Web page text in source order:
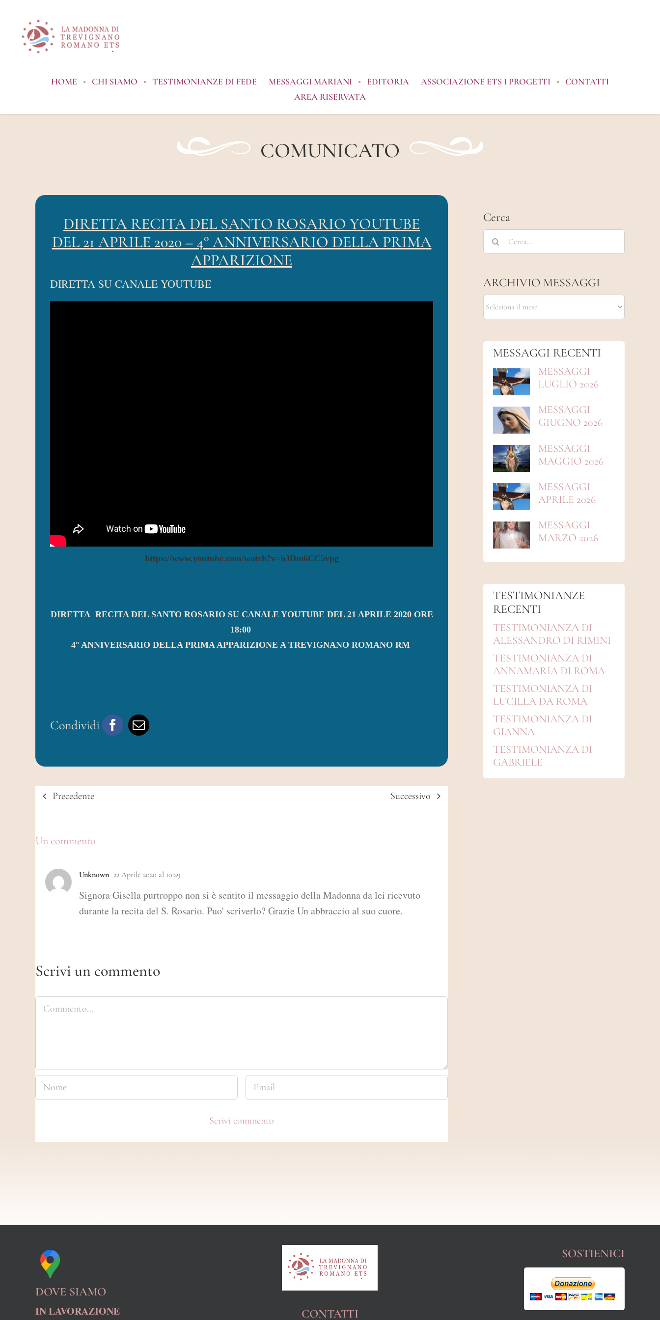
contenuto
HOME CHI SIAMO TESTIMONIANZE DI FEDE MESSAGGI MARIANI EDITORIA ASSOCIAZIONE ETS I PROGETTI
CONTATTI
AREA RISERVATA
COMUNICATO
DIRETTA RECITA DEL SANTO ROSARIO YOUTUBE
DEL 21 APRILE 2020 – 4° ANNIVERSARIO DELLA PRIMA
APPARIZIONE
DIRETTA SU CANALE YOUTUBE
https://www.youtube.com/watch?v=h3Dm6CC5vpg
DIRETTA RECITA DEL SANTO ROSARIO SU CANALE YOUTUBE DEL 21 APRILE 2020 ORE
18:00
4° ANNIVERSARIO DELLA PRIMA APPARIZIONE A TREVIGNANO ROMANO RM
Condividi
Precedente Successivo
Un commento
Unknown 22 Aprile 2020 al 10:29
Signora Gisella purtroppo non si è sentito il messaggio della Madonna da lei ricevuto
durante la recita del S. Rosario. Puo' scriverlo? Grazie Un abbraccio al suo cuore.
Scrivi un commento
Commento
Cerca
Cerca
per:
ARCHIVIO MESSAGGI
ARCHIVIO
MESSAGGI
MESSAGGI RECENTI
MESSAGGI
LUGLIO 2026
MESSAGGI
GIUGNO 2026
MESSAGGI
MAGGIO 2026
MESSAGGI
APRILE 2026
MESSAGGI
MARZO 2026
TESTIMONIANZE
RECENTI
TESTIMONIANZA DI
ALESSANDRO DI RIMINI
TESTIMONIANZA DI
ANNAMARIA DI ROMA
TESTIMONIANZA DI
LUCILLA DA ROMA
TESTIMONIANZA DI
GIANNA
TESTIMONIANZA DI
GABRIELE
DOVE SIAMO
IN LAVORAZIONE
CONTATTI
SOSTIENICI